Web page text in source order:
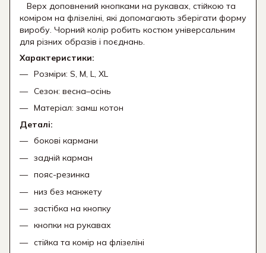
Верх доповнений кнопками на рукавах, стійкою та
коміром на флізеліні, які допомагають зберігати форму
виробу. Чорний колір робить костюм універсальним
для різних образів і поєднань.
Характеристики:
Розміри: S, M, L, XL
Сезон: весна–осінь
Матеріал: замш котон
Деталі:
бокові кармани
задній карман
пояс-резинка
низ без манжету
застібка на кнопку
кнопки на рукавах
стійка та комір на флізеліні